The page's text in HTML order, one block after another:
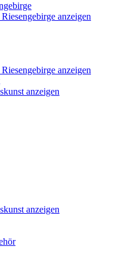
anzeigen
anzeigen
anzeigen
anzeigen